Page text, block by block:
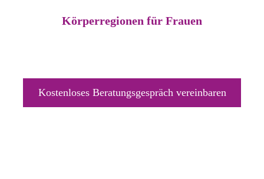
Körperregionen für Frauen
Kostenloses Beratungsgespräch vereinbaren